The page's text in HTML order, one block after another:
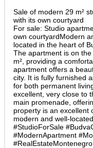
Sale of modern 29 m²
with its own courtyard
For sale: Studio
own courtyardModern
located in the heart of
The apartment is on
m², providing a
apartment offers a
city. It is fully furnished
for both permanent
excellent, very close to
main promenade,
property is an excellent
modern and well-
#StudioForSale
#ModernApartment
#RealEstateMontenegro